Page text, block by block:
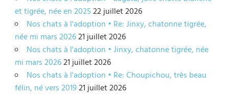
et tigrée, née en 202522 juillet 2026
Nos chats à l'adoption • Re: Jinxy, chatonne tigrée,
née mi mars 202621 juillet 2026
Nos chats à l'adoption • Jinxy, chatonne tigrée, née
mi mars 202621 juillet 2026
Nos chats à l'adoption • Re: Choupichou, très beau
félin, né vers 201921 juillet 2026